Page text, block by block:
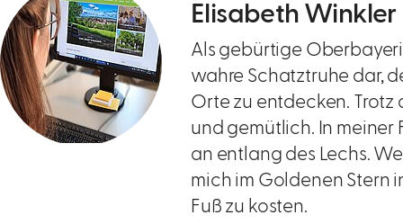
Elisabeth Winkler
Als gebürtige
wahre Schatztruhe dar,
Orte zu entdecken.
und gemütlich. In meiner
an entlang des Lechs.
mich im Goldenen Stern
Fuß zu kosten.